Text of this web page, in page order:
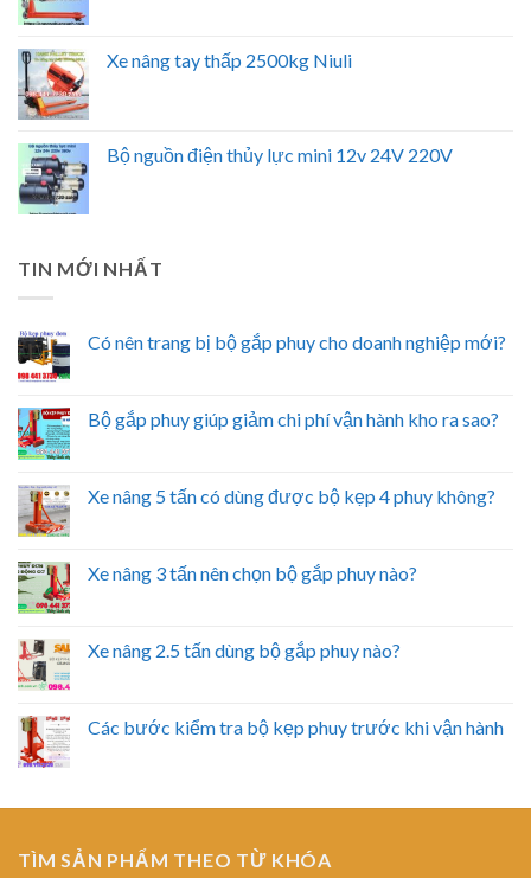
Xe nâng tay thấp 2500kg Niuli
Bộ nguồn điện thủy lực mini 12v 24V 220V
TIN MỚI NHẤT
Có nên trang bị bộ gắp phuy cho doanh nghiệp mới?
Bộ gắp phuy giúp giảm chi phí vận hành kho ra sao?
Xe nâng 5 tấn có dùng được bộ kẹp 4 phuy không?
Xe nâng 3 tấn nên chọn bộ gắp phuy nào?
Xe nâng 2.5 tấn dùng bộ gắp phuy nào?
Các bước kiểm tra bộ kẹp phuy trước khi vận hành
TÌM SẢN PHẨM THEO TỪ KHÓA